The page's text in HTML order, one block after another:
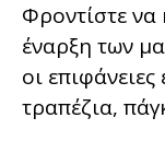
Φροντίστε
έναρξη των
οι
τραπέζια,